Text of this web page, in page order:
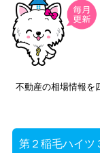
不動産の相場情報を
第２稲毛ハイツ